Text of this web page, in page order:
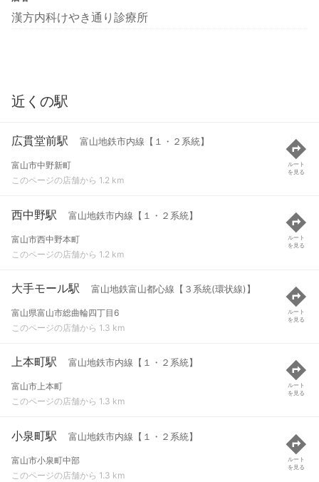
漢方内科けやき通り診療所
近くの駅
広貫堂前駅 富山地鉄市内線【１・２系統】
富山市中野新町
このページの店舗から 1.2 km
ルート
を見る
西中野駅 富山地鉄市内線【１・２系統】
富山市西中野本町
このページの店舗から 1.2 km
ルート
を見る
大手モール駅 富山地鉄富山都心線【３系統(環状線)】
富山県富山市総曲輪四丁目6
このページの店舗から 1.3 km
ルート
を見る
上本町駅 富山地鉄市内線【１・２系統】
富山市上本町
このページの店舗から 1.3 km
ルート
を見る
小泉町駅 富山地鉄市内線【１・２系統】
富山市小泉町中部
このページの店舗から 1.3 km
ルート
を見る